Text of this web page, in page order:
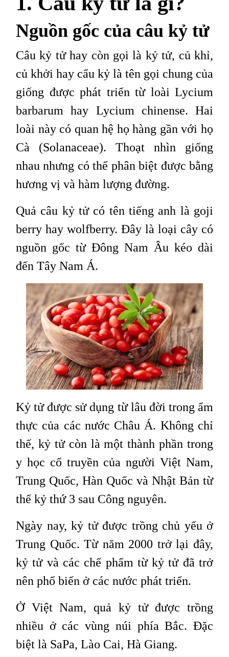
Nguồn gốc của câu kỷ tử
Câu kỷ tử hay còn gọi là kỷ tử, củ khỉ,
củ khởi hay cẩu kỷ là tên gọi chung của
giống được phát triển từ loài Lycium
barbarum hay Lycium chinense. Hai
loài này có quan hệ họ hàng gần với họ
Cà (Solanaceae). Thoạt nhìn giống
nhau nhưng có thể phân biệt được bằng
hương vị và hàm lượng đường.
Quả câu kỷ tử có tên tiếng anh là goji
berry hay wolfberry. Đây là loại cây có
nguồn gốc từ Đông Nam Âu kéo dài
đến Tây Nam Á.
Kỷ tử được sử dụng từ lâu đời trong ẩm
thực của các nước Châu Á. Không chỉ
thế, kỷ tử còn là một thành phần trong
y học cổ truyền của người Việt Nam,
Trung Quốc, Hàn Quốc và Nhật Bản từ
thế kỷ thứ 3 sau Công nguyên.
Ngày nay, kỷ tử được trồng chủ yếu ở
Trung Quốc. Từ năm 2000 trở lại đây,
kỷ tử và các chế phẩm từ kỷ tử đã trở
nên phổ biến ở các nước phát triển.
Ở Việt Nam, quả kỷ tử được trồng
nhiều ở các vùng núi phía Bắc. Đặc
biệt là SaPa, Lào Cai, Hà Giang.